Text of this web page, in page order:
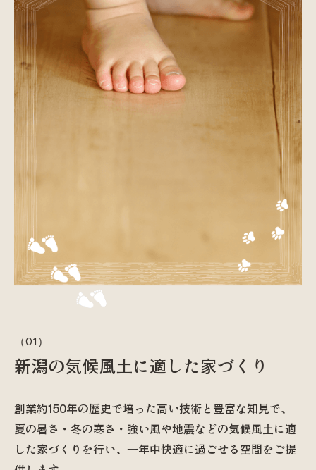
新潟の気候風土に適した家づくり
創業約150年の歴史で培った高い技術と豊富な知見で、
夏の暑さ・冬の寒さ・強い風や地震などの気候風土に適
した家づくりを行い、一年中快適に過ごせる空間をご提